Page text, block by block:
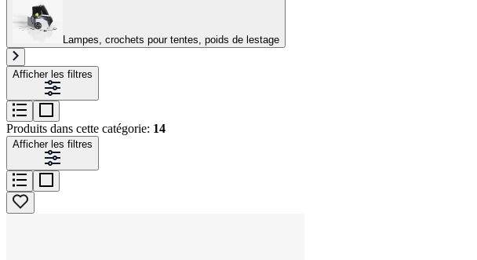
Lampes, crochets pour tentes, poids de lestage
Afficher les filtres
Produits dans cette catégorie: 14
Afficher les filtres